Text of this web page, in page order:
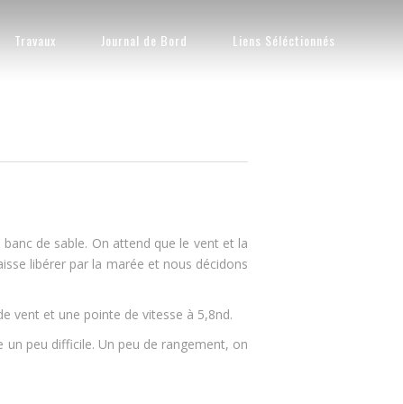
Travaux Journal de Bord Liens Séléctionnés
de sable. On attend que le vent et la
libérer par la marée et nous décidons
vent et une pointe de vitesse à 5,8nd.
peu difficile. Un peu de rangement, on